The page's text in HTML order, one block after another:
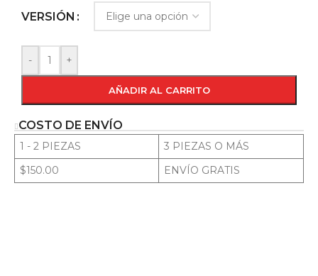
VERSIÓN
- +
AÑADIR AL CARRITO
COSTO DE ENVÍO
1 - 2 PIEZAS
3 PIEZAS O MÁS
$150.00
ENVÍO GRATIS